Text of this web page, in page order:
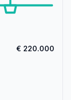
€ 220.000